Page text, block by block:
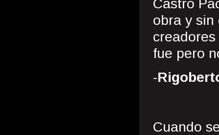
Castro
obra y sin
fue pero
-
Cuando